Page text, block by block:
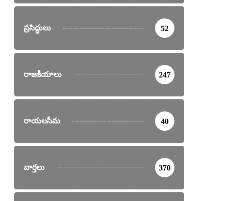
ప్రసిద్ధులు 52
రాజకీయాలు 247
రాయలసీమ 40
వార్తలు 370